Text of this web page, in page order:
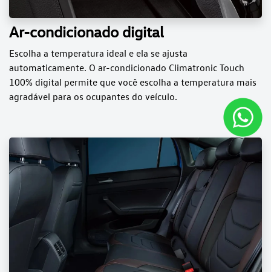
Ar-condicionado digital
Escolha a temperatura ideal e ela se ajusta
automaticamente. O ar-condicionado Climatronic Touch
100% digital permite que você escolha a temperatura mais
agradável para os ocupantes do veículo.